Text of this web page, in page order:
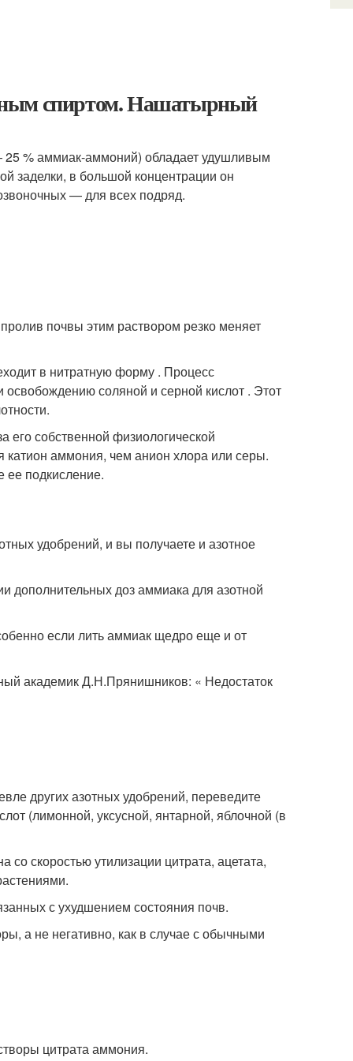
спиртом. Нашатырный
% аммиак-аммоний) обладает удушливым
заделки, в большой концентрации он
— для всех подряд.
почвы этим раствором резко меняет
в нитратную форму . Процесс
соляной и серной кислот . Этот
собственной физиологической
катион аммония, чем анион хлора или серы.
ее подкисление.
удобрений, и вы получаете и азотное
дополнительных доз аммиака для азотной
если лить аммиак щедро еще и от
академик Д.Н.Прянишников: « Недостаток
других азотных удобрений, переведите
(лимонной, уксусной, янтарной, яблочной (в
скоростью утилизации цитрата, ацетата,
с ухудшением состояния почв.
а не негативно, как в случае с обычными
цитрата аммония.